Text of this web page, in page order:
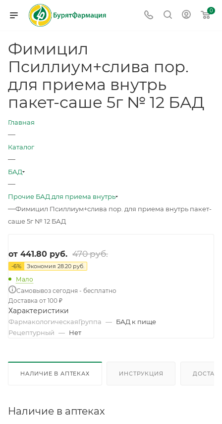
0
Фимицил
Псиллиум+слива пор.
для приема внутрь
пакет-саше 5г № 12 БАД
Главная
—
Каталог
—
БАД
—
Прочие БАД для приема внутрь
—Фимицил Псиллиум+слива пор. для приема внутрь пакет-
саше 5г № 12 БАД
от 441.80 руб. 470 руб.
-6% Экономия 28.20 руб.
Мало
Самовывоз сегодня - бесплатно
Доставка от 100 ₽
Характеристики
ФармакологическаяГруппа — БАД к пище
Рецептурный — Нет
НАЛИЧИЕ В АПТЕКАХ ИНСТРУКЦИЯ
Наличие в аптеках